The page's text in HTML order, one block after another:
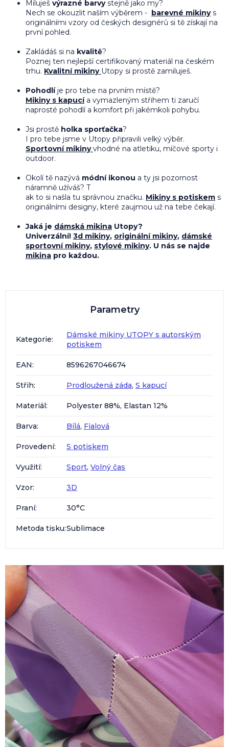
Miluješ výrazné barvystejně jako my?
Nech se okouzlit naším výběrem -
barevné mikinys
originálními vzory od českých designérů si tě získají na
první pohled.
Zakládáš si na kvalitě?
Poznej ten nejlepší certifikovaný materiál na českém
trhu. Kvalitní mikiny Utopy si prostě zamiluješ.
Pohodlíje pro tebe na prvním místě?
Mikiny s kapucía vymazleným střihem ti zaručí
naprosté pohodlí a komfort při jakémkoli pohybu.
Jsi prostě holka sporťačka?
I pro tebe jsme v Utopy připravili velký výběr.
Sportovní mikinyvhodné na atletiku, míčové sporty i
outdoor.
Okolí tě nazývá módní ikonou a ty jsi pozornost
náramně užíváš? T
ak to si našla tu správnou značku. Mikiny s potiskem s
originálními designy, které zaujmou už na tebe čekají.
Jaká je dámská mikina Utopy?
Univerzální! 3d mikiny, originální mikiny, dámské
sportovní mikiny, stylové mikiny. U nás se najde
mikina pro každou.
Parametry
Kategorie:
Dámské mikiny UTOPY s autorským
potiskem
EAN: 8596267046674
Střih: Prodloužená záda, S kapucí
Materiál : Polyester 88%, Elastan 12%
Barva: Bílá, Fialová
Provedení: S potiskem
Využití: Sport, Volný čas
Vzor: 3D
Praní: 30°C
Metoda tisku:Sublimace